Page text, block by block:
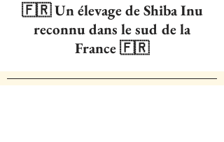
🇫🇷 Un élevage de Shiba Inu
reconnu dans le sud de la
France 🇫🇷